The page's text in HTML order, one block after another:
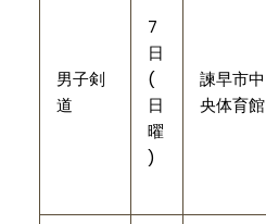
男子剣
道
7
日
(
日
曜
)
諫早市中
央体育館